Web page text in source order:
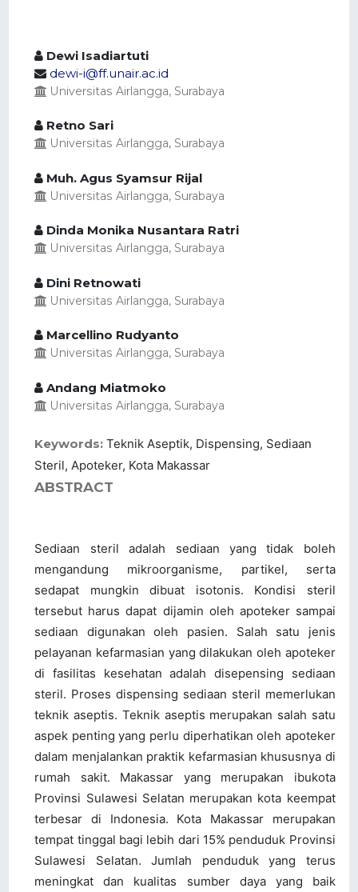
Dewi Isadiartuti
dewi-i@ff.unair.ac.id
Universitas Airlangga, Surabaya
Retno Sari
Universitas Airlangga, Surabaya
Muh. Agus Syamsur Rijal
Universitas Airlangga, Surabaya
Dinda Monika Nusantara Ratri
Universitas Airlangga, Surabaya
Dini Retnowati
Universitas Airlangga, Surabaya
Marcellino Rudyanto
Universitas Airlangga, Surabaya
Andang Miatmoko
Universitas Airlangga, Surabaya
Keywords:Teknik Aseptik, Dispensing, Sediaan
Steril, Apoteker, Kota Makassar
ABSTRACT
Sediaan steril adalah sediaan yang tidak boleh
mengandung mikroorganisme, partikel, serta
sedapat mungkin dibuat isotonis. Kondisi steril
tersebut harus dapat dijamin oleh apoteker sampai
sediaan digunakan oleh pasien. Salah satu jenis
pelayanan kefarmasian yang dilakukan oleh apoteker
di fasilitas kesehatan adalah disepensing sediaan
steril. Proses dispensing sediaan steril memerlukan
teknik aseptis. Teknik aseptis merupakan salah satu
aspek penting yang perlu diperhatikan oleh apoteker
dalam menjalankan praktik kefarmasian khususnya di
rumah sakit. Makassar yang merupakan ibukota
Provinsi Sulawesi Selatan merupakan kota keempat
terbesar di Indonesia. Kota Makassar merupakan
tempat tinggal bagi lebih dari 15% penduduk Provinsi
Sulawesi Selatan. Jumlah penduduk yang terus
meningkat dan kualitas sumber daya yang baik